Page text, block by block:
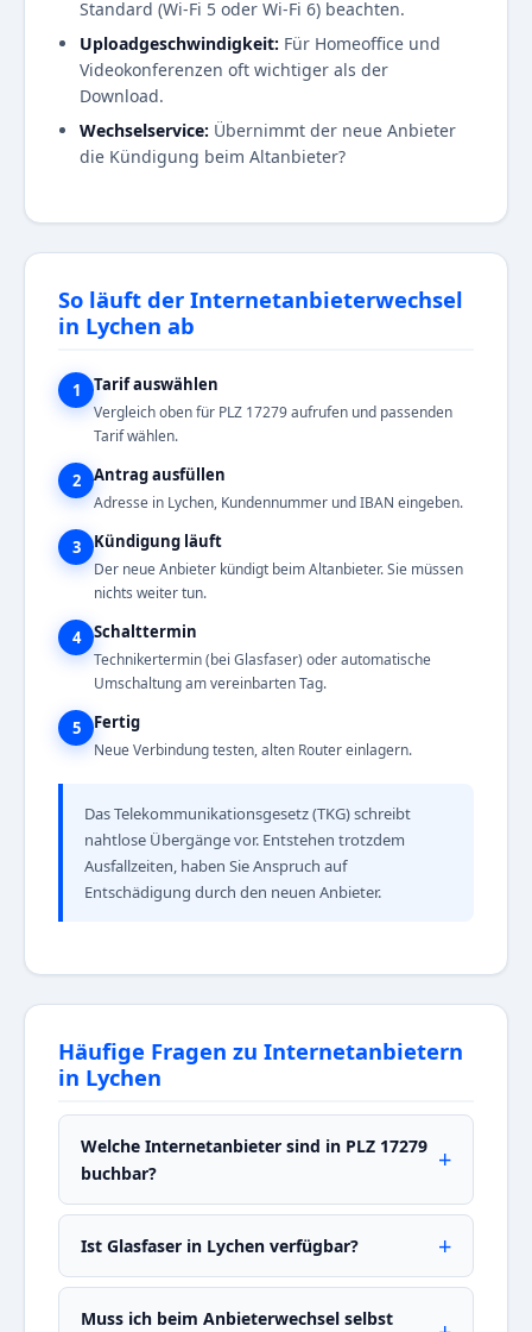
Standard (Wi-Fi 5 oder Wi-Fi 6) beachten.
Uploadgeschwindigkeit: Für Homeoffice und
Videokonferenzen oft wichtiger als der
Download.
Wechselservice: Übernimmt der neue Anbieter
die Kündigung beim Altanbieter?
So läuft der Internetanbieterwechsel
in Lychen ab
1 Tarif auswählen
Vergleich oben für PLZ 17279 aufrufen und passenden
Tarif wählen.
2 Antrag ausfüllen
Adresse in Lychen, Kundennummer und IBAN eingeben.
3 Kündigung läuft
Der neue Anbieter kündigt beim Altanbieter. Sie müssen
nichts weiter tun.
4 Schalttermin
Technikertermin (bei Glasfaser) oder automatische
Umschaltung am vereinbarten Tag.
5 Fertig
Neue Verbindung testen, alten Router einlagern.
Das Telekommunikationsgesetz (TKG) schreibt
nahtlose Übergänge vor. Entstehen trotzdem
Ausfallzeiten, haben Sie Anspruch auf
Entschädigung durch den neuen Anbieter.
Häufige Fragen zu Internetanbietern
in Lychen
Welche Internetanbieter sind in PLZ 17279
buchbar?
Ist Glasfaser in Lychen verfügbar?
Muss ich beim Anbieterwechsel selbst